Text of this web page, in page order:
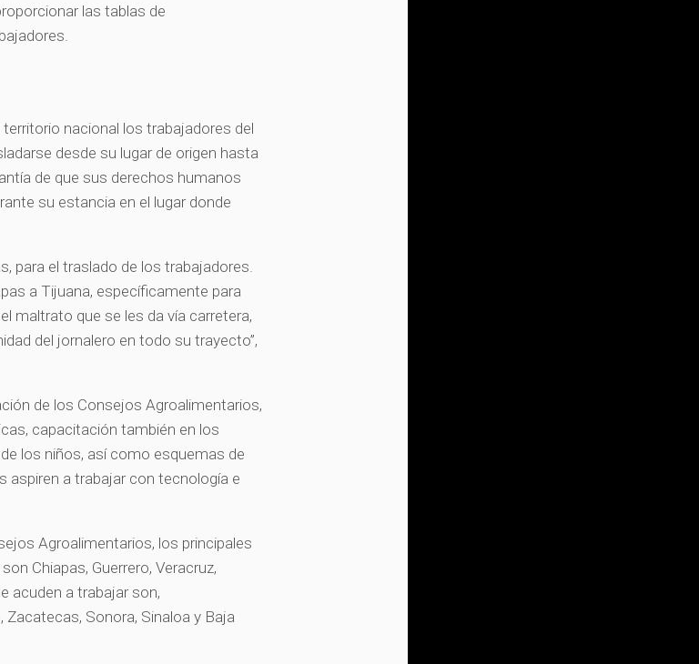
las tablas de
nacional los trabajadores del
desde su lugar de origen hasta
de que sus derechos humanos
su estancia en el lugar donde
para el traslado de los trabajadores.
a Tijuana, específicamente para
maltrato que se les da vía carretera,
del jornalero en todo su trayecto”,
de los Consejos Agroalimentarios,
capacitación también en los
los niños, así como esquemas de
aspiren a trabajar con tecnología e
Agroalimentarios, los principales
Chiapas, Guerrero, Veracruz,
acuden a trabajar son,
Sonora, Sinaloa y Baja